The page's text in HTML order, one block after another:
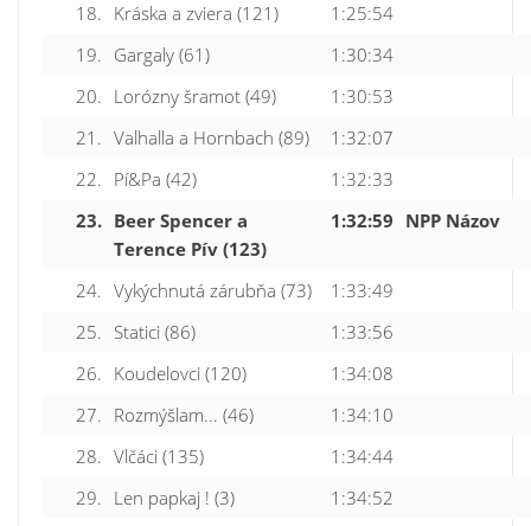
18. Kráska a zviera (121)
1:25:54
19. Gargaly (61)
1:30:34
20. Lorózny šramot (49)
1:30:53
21. Valhalla a Hornbach (89)
1:32:07
22. Pí&Pa (42)
1:32:33
23. Beer Spencer a
Terence Pív (123)
1:32:59 NPP Názov
24. Vykýchnutá zárubňa (73)
1:33:49
25. Statici (86)
1:33:56
26. Koudelovci (120)
1:34:08
27. Rozmýšlam... (46)
1:34:10
28. Vlčáci (135)
1:34:44
29. Len papkaj ! (3)
1:34:52